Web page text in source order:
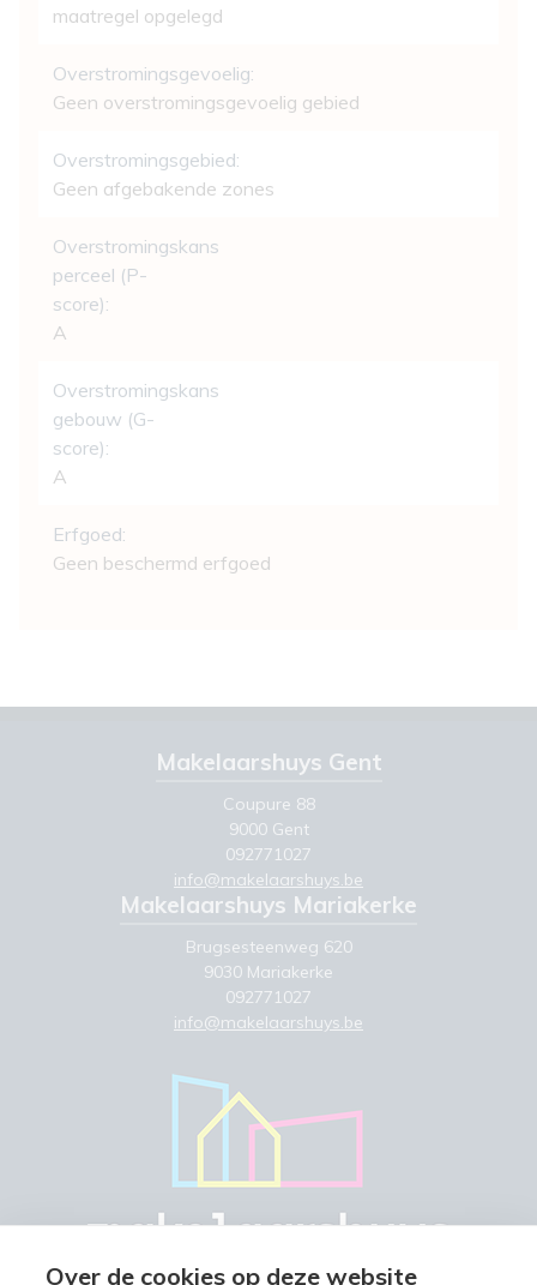
maatregel opgelegd
Overstromingsgevoelig:
Geen overstromingsgevoelig gebied
Overstromingsgebied:
Geen afgebakende zones
Overstromingskans
perceel (P-
score):
A
Overstromingskans
gebouw (G-
score):
A
Erfgoed:
Geen beschermd erfgoed
Makelaarshuys Gent
Coupure 88
9000 Gent
092771027
info@makelaarshuys.be
Makelaarshuys Mariakerke
Brugsesteenweg 620
9030 Mariakerke
092771027
info@makelaarshuys.be
Over de cookies op deze website